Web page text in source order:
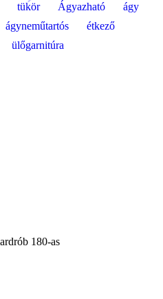
tükör Ágyazható
ágy
ágyneműtartós
étkező
ülőgarnitúra